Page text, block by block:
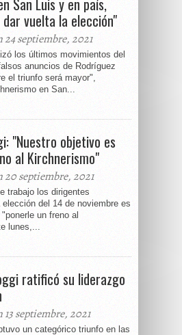
San Luis y en país,
vuelta la elección"
septiembre, 2021
los últimos movimientos del
anuncios de Rodríguez
el triunfo será mayor",
en San...
"Nuestro objetivo es
al Kirchnerismo"
20 septiembre, 2021
trabajo los dirigentes
del 14 de noviembre es
un freno al
lunes,...
ratificó su liderazgo
septiembre, 2021
un categórico triunfo en las